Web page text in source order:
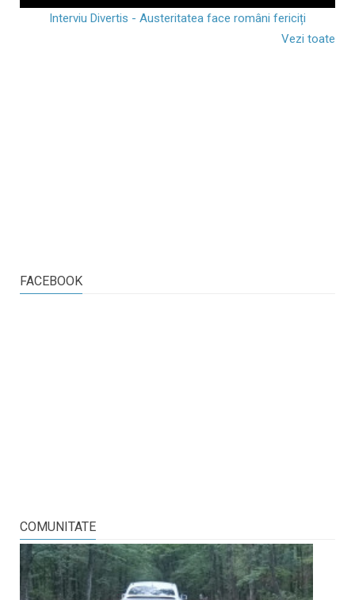
Interviu Divertis - Austeritatea face români fericiți
Vezi toate
FACEBOOK
COMUNITATE